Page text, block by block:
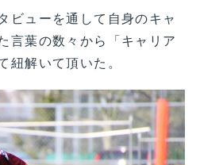
ビューを通して自身のキャ
言葉の数々から「キャリア
紐解いて頂いた。